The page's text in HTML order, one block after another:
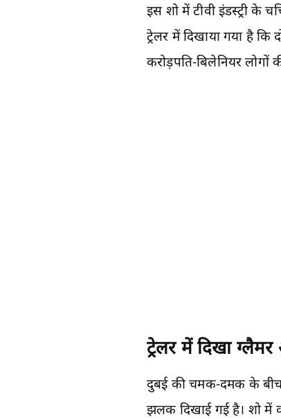
इस शो में टीवी इंडस्ट्री के
ट्रेलर में दिखाया गया है
करोड़पति-बिलेनियर लोगों
ट्रेलर में दिखा ग्लैमर
दुबई की चमक-दमक के बीच
झलक दिखाई गई है। शो में